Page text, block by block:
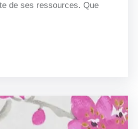
de ses ressources. Que